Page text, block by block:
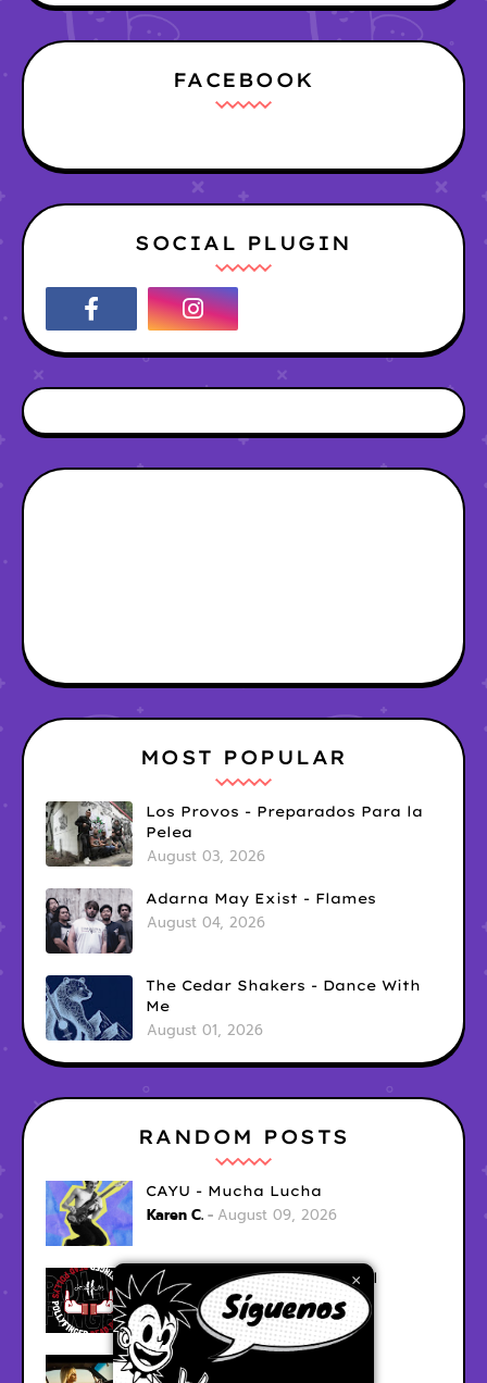
FACEBOOK
SOCIAL PLUGIN
×
MOST POPULAR
Los Provos - Preparados Para la
Pelea
August 03, 2026
Adarna May Exist - Flames
August 04, 2026
The Cedar Shakers - Dance With
Me
August 01, 2026
RANDOM POSTS
CAYU - Mucha Lucha
Karen C. August 09, 2026
Dead Pollys - Shoot 'em All
Karen C. August 09, 2026
Gerina - Me Faltas Tu